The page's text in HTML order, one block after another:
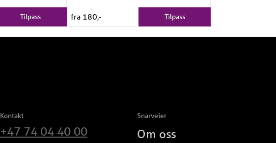
Tilpass fra 180,- Tilpass
Kontakt
+47 74 04 40 00
Snarveier
Om oss